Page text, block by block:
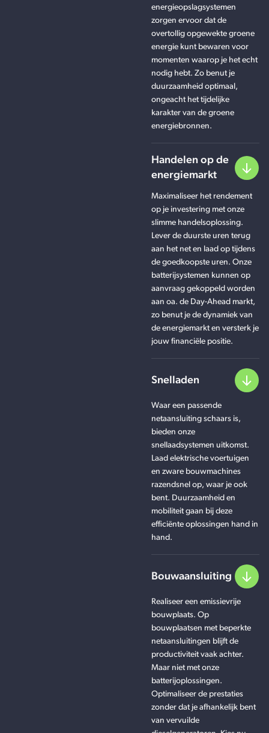
energieopslagsystemen
zorgen ervoor dat de
overtollig opgewekte groene
energie kunt bewaren voor
momenten waarop je het echt
nodig hebt. Zo benut je
duurzaamheid optimaal,
ongeacht het tijdelijke
karakter van de groene
energiebronnen.
Handelen op de
energiemarkt
Maximaliseer het rendement
op je investering met onze
slimme handelsoplossing.
Lever de duurste uren terug
aan het net en laad op tijdens
de goedkoopste uren. Onze
batterijsystemen kunnen op
aanvraag gekoppeld worden
aan oa. de Day-Ahead markt,
zo benut je de dynamiek van
de energiemarkt en versterk je
jouw financiële positie.
Snelladen
Waar een passende
netaansluiting schaars is,
bieden onze
snellaadsystemen uitkomst.
Laad elektrische voertuigen
en zware bouwmachines
razendsnel op, waar je ook
bent. Duurzaamheid en
mobiliteit gaan bij deze
efficiënte oplossingen hand in
hand.
Bouwaansluiting
Realiseer een emissievrije
bouwplaats. Op
bouwplaatsen met beperkte
netaansluitingen blijft de
productiviteit vaak achter.
Maar niet met onze
batterijoplossingen.
Optimaliseer de prestaties
zonder dat je afhankelijk bent
van vervuilde